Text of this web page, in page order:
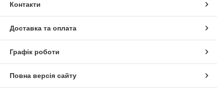
Контакти
Доставка та оплата
Графік роботи
Повна версія сайту